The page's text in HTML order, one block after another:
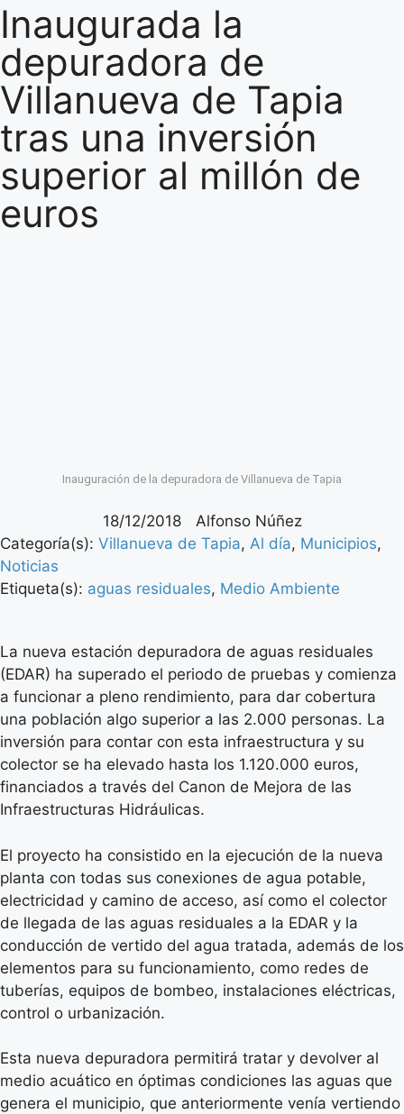
Inaugurada la
depuradora de
Villanueva de Tapia
tras una inversión
superior al millón de
euros
Inauguración de la depuradora de Villanueva de Tapia
18/12/2018
Alfonso Núñez
Categoría(s): Villanueva de Tapia, Al día, Municipios,
Noticias
Etiqueta(s): aguas residuales, Medio Ambiente
La nueva estación depuradora de aguas residuales
(EDAR) ha superado el periodo de pruebas y comienza
a funcionar a pleno rendimiento, para dar cobertura
una población algo superior a las 2.000 personas. La
inversión para contar con esta infraestructura y su
colector se ha elevado hasta los 1.120.000 euros,
financiados a través del Canon de Mejora de las
Infraestructuras Hidráulicas.
El proyecto ha consistido en la ejecución de la nueva
planta con todas sus conexiones de agua potable,
electricidad y camino de acceso, así como el colector
de llegada de las aguas residuales a la EDAR y la
conducción de vertido del agua tratada, además de los
elementos para su funcionamiento, como redes de
tuberías, equipos de bombeo, instalaciones eléctricas,
control o urbanización.
Esta nueva depuradora permitirá tratar y devolver al
medio acuático en óptimas condiciones las aguas que
genera el municipio, que anteriormente venía vertiendo